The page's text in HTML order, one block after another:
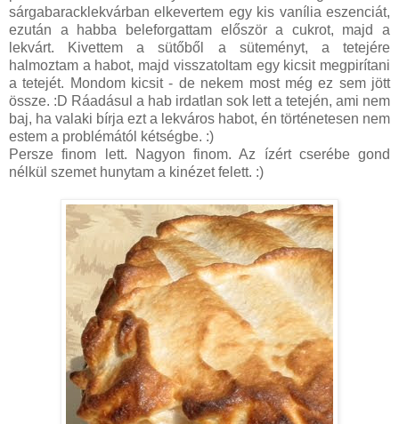
sárgabaracklekvárban elkevertem egy kis vanília eszenciát,
ezután a habba beleforgattam először a cukrot, majd a
lekvárt. Kivettem a sütőből a süteményt, a tetejére
halmoztam a habot, majd visszatoltam egy kicsit megpirítani
a tetejét. Mondom kicsit - de nekem most még ez sem jött
össze. :D Ráadásul a hab irdatlan sok lett a tetején, ami nem
baj, ha valaki bírja ezt a lekváros habot, én történetesen nem
estem a problémától kétségbe. :)
Persze finom lett. Nagyon finom. Az ízért cserébe gond
nélkül szemet hunytam a kinézet felett. :)